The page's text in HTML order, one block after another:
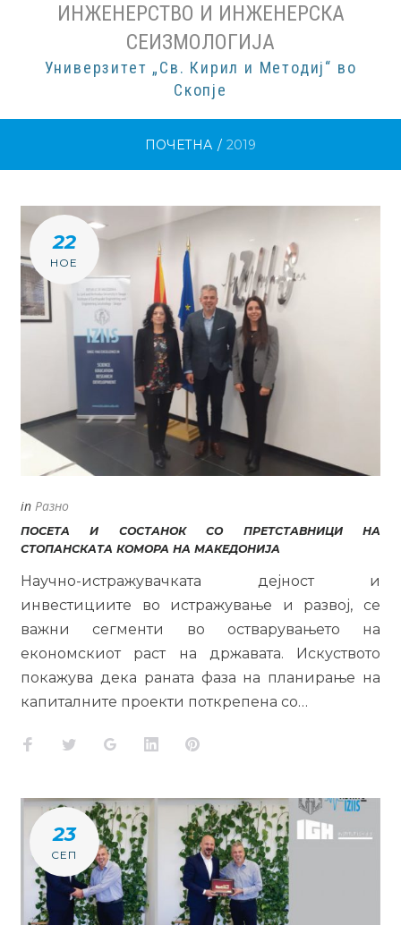
ИНЖЕНЕРСТВО И ИНЖЕНЕРСКА
СЕИЗМОЛОГИЈА
Универзитет „Св. Кирил и Методиј“ во
Скопје
ПОЧЕТНА / 2019
ГОДИНА:
Г
22
НОЕ
in Разно
ПОСЕТА И СОСТАНОК СО ПРЕТСТАВНИЦИ НА
СТОПАНСКАТА КОМОРА НА МАКЕДОНИЈА
Научно-истражувачката дејност и
инвестициите во истражување и развој, се
важни сегменти во остварувањето на
економскиот раст на државата. Искуството
покажува дека раната фаза на планирање на
капиталните проекти поткрепена со…
Facebook
TwitterGoogle+LinkedInPinterest
23
СЕП